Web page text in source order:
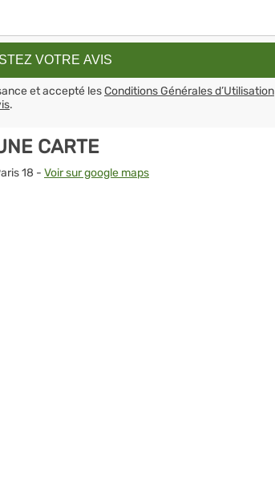
et accepté lesConditions Générales d’Utilisation
.
CARTE
18 - Voir sur google maps